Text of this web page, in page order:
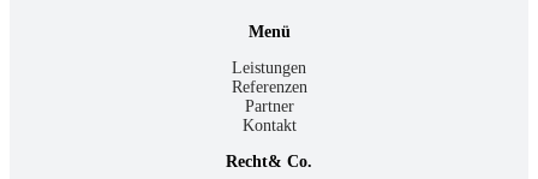
Menü
Leistungen
Referenzen
Partner
Kontakt
Recht& Co.